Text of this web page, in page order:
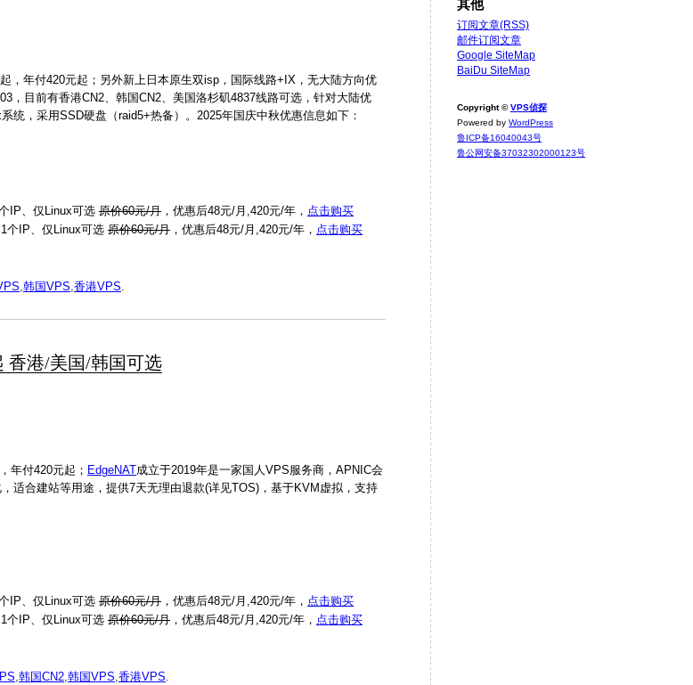
，年付420元起；另外新上日本原生双isp，国际线路+IX，无大陆方向优
，目前有香港CN2、韩国CN2、美国洛杉矶4837线路可选，针对大陆优
统，采用SSD硬盘（raid5+热备）。2025年国庆中秋优惠信息如下：
IP、仅Linux可选 原价60元/月 ，优惠后48元/月,420元/年， 点击购买
个IP、仅Linux可选 原价60元/月 ，优惠后48元/月,420元/年， 点击购买
韩国VPS 香港VPS
香港/美国/韩国可选
年付420元起； EdgeNAT成立于2019年是一家国人VPS服务商，APNIC会
适合建站等用途，提供7天无理由退款(详见TOS)，基于KVM虚拟，支持
IP、仅Linux可选 原价60元/月 ，优惠后48元/月,420元/年， 点击购买
个IP、仅Linux可选 原价60元/月 ，优惠后48元/月,420元/年， 点击购买
韩国CN2 韩国VPS 香港VPS
其他
订阅文章(RSS)
邮件订阅文章
Google SiteMap
BaiDu SiteMap
Copyright ©VPS侦探
Powered by WordPress
鲁ICP备16040043号
鲁公网安备37032302000123号